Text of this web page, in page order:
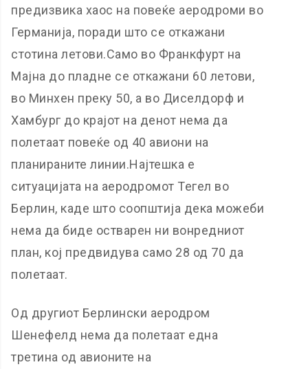
предизвика хаос на повеќе аеродроми во
Германија, поради што се откажани
стотина летови.Само во Франкфурт на
Мајна до пладне се откажани 60 летови,
во Минхен преку 50, а во Диселдорф и
Хамбург до крајот на денот нема да
полетаат повеќе од 40 авиони на
планираните линии.Најтешка е
ситуацијата на аеродромот Тегел во
Берлин, каде што соопштија дека можеби
нема да биде остварен ни вонредниот
план, кој предвидува само 28 од 70 да
полетаат.
Од другиот Берлински аеродром
Шенефелд нема да полетаат една
третина од авионите на